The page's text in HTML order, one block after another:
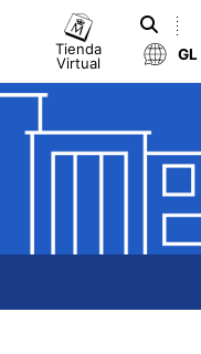
Tienda
Virtual
GL